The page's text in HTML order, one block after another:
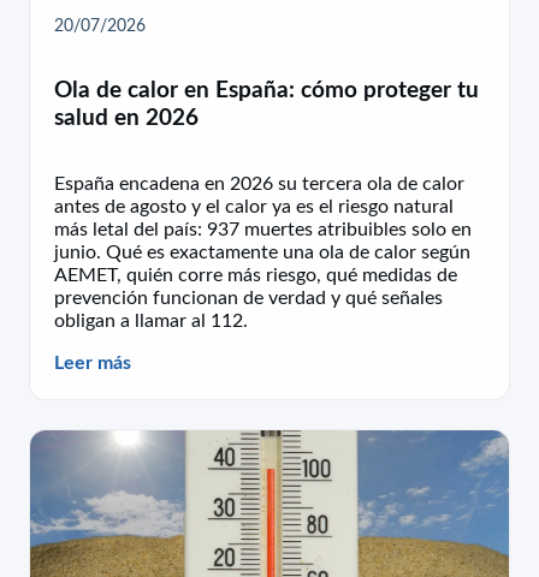
20/07/2026
Ola de calor en España: cómo proteger tu
salud en 2026
España encadena en 2026 su tercera ola de calor
antes de agosto y el calor ya es el riesgo natural
más letal del país: 937 muertes atribuibles solo en
junio. Qué es exactamente una ola de calor según
AEMET, quién corre más riesgo, qué medidas de
prevención funcionan de verdad y qué señales
obligan a llamar al 112.
Leer más